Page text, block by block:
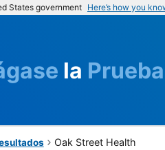
States government Here’s how you
la Prueba
Oak Street Health